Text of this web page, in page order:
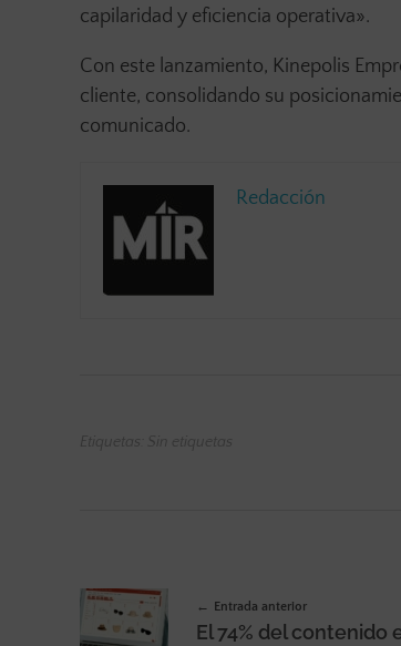
capilaridad y eficiencia operativa».
Con este lanzamiento, Kinepolis
cliente, consolidando su
comunicado.
Redacción
Etiquetas: Sin etiquetas
Entrada anterior